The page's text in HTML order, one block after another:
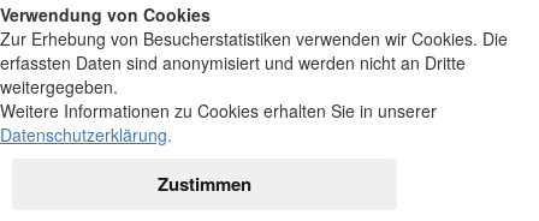
Verwendung von Cookies
Zur Erhebung von Besucherstatistiken verwenden wir Cookies. Die
erfassten Daten sind anonymisiert und werden nicht an Dritte
weitergegeben.
Weitere Informationen zu Cookies erhalten Sie in unserer
Datenschutzerklärung.
Zustimmen